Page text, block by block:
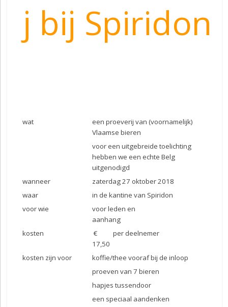
j bij Spiridon
wat
een proeverij van (voornamelijk)
Vlaamse bieren
voor een uitgebreide toelichting
hebben we een echte Belg
uitgenodigd
wanneer
zaterdag 27 oktober 2018
waar
in de kantine van Spiridon
voor wie
voor leden en
aanhang
kosten
€
17,50
per deelnemer
kosten zijn voor
koffie/thee vooraf bij de inloop
proeven van 7 bieren
hapjes tussendoor
een speciaal aandenken